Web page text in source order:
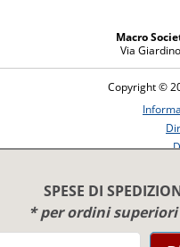
SPESE DI
* per ordini superiori
Macro
Via
Copyright ©